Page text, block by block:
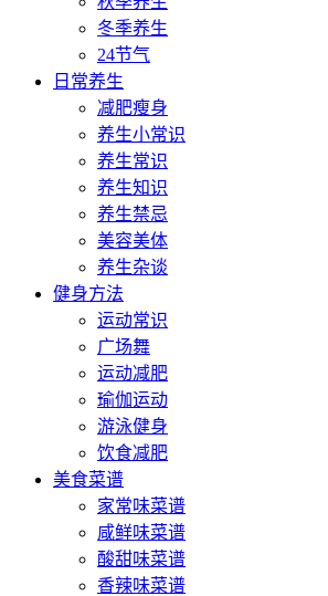
冬季养生
24节气
日常养生
减肥瘦身
养生小常识
养生常识
养生知识
养生禁忌
美容美体
养生杂谈
健身方法
运动常识
广场舞
运动减肥
瑜伽运动
游泳健身
饮食减肥
美食菜谱
家常味菜谱
咸鲜味菜谱
酸甜味菜谱
香辣味菜谱